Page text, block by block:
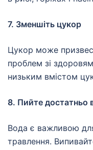
7. Зменшіть цукор
Цукор може
проблем зі
низьким вмістом
8. Пийте достатньо
Вода є важливою
травлення.